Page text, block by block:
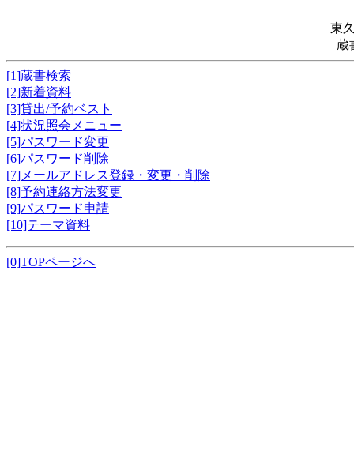
東
蔵
[1]蔵書検索
[2]新着資料
[3]貸出/予約ベスト
[4]状況照会メニュー
[5]パスワード変更
[6]パスワード削除
[7]メールアドレス登録・変更・削除
[8]予約連絡方法変更
[9]パスワード申請
[10]テーマ資料
[0]TOPページへ